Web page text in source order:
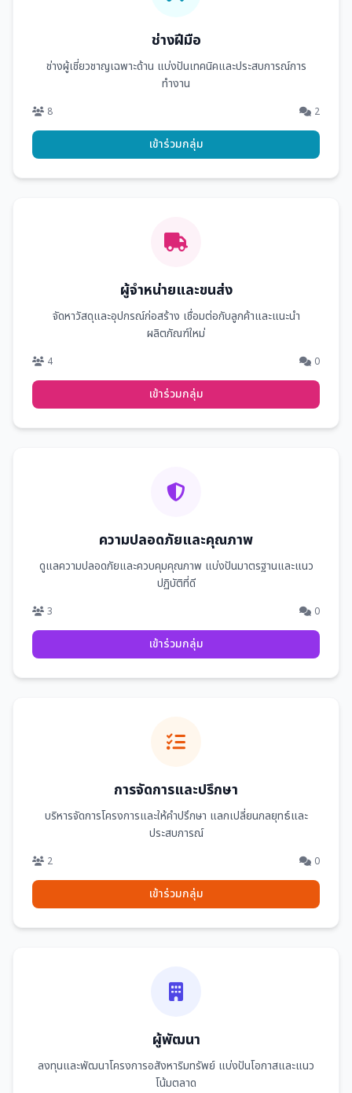
ช่างฝีมือ
ช่างผู้เชี่ยวชาญเฉพาะด้าน แบ่งปันเทคนิคและประสบการณ์การ
ทำงาน
8 2
เข้าร่วมกลุ่ม
ผู้จำหน่ายและขนส่ง
จัดหาวัสดุและอุปกรณ์ก่อสร้าง เชื่อมต่อกับลูกค้าและแนะนำ
ผลิตภัณฑ์ใหม่
4 0
เข้าร่วมกลุ่ม
ความปลอดภัยและคุณภาพ
ดูแลความปลอดภัยและควบคุมคุณภาพ แบ่งปันมาตรฐานและแนว
ปฏิบัติที่ดี
3 0
เข้าร่วมกลุ่ม
การจัดการและปรึกษา
บริหารจัดการโครงการและให้คำปรึกษา แลกเปลี่ยนกลยุทธ์และ
ประสบการณ์
2 0
เข้าร่วมกลุ่ม
ผู้พัฒนา
ลงทุนและพัฒนาโครงการอสังหาริมทรัพย์ แบ่งปันโอกาสและแนว
โน้มตลาด